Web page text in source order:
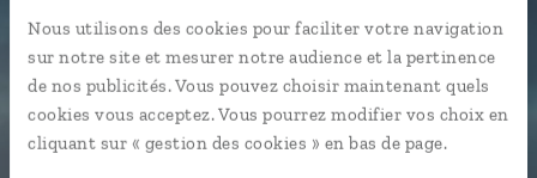
Nous utilisons des cookies pour faciliter votre navigation
sur notre site et mesurer notre audience et la pertinence
de nos publicités. Vous pouvez choisir maintenant quels
cookies vous acceptez. Vous pourrez modifier vos choix en
cliquant sur « gestion des cookies » en bas de page.
L’itinéraire vers votre hôtel en 1
clic
Notre sélection de barsmlecznyà
Cracovie et Varsovie
Les lieux de mémoire géolocalisés